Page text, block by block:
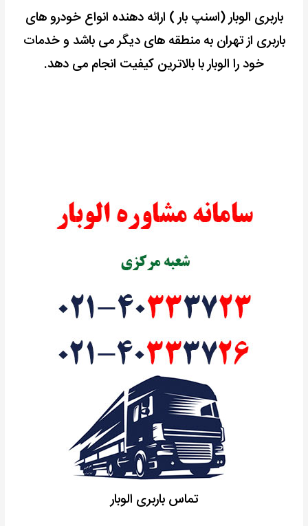
باربری الوبار(اسنپ بار ) ارائه دهنده انواع خودرو های
باربری از تهران به منطقه های دیگر می باشد و خدمات
خود را الوبار با بالاترین کیفیت انجام می دهد.
تماس باربری الوبار